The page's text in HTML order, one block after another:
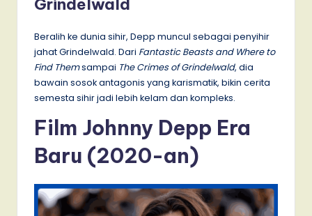
Grindelwald
Beralih ke dunia sihir, Depp muncul sebagai penyihir
jahat Grindelwald. Dari Fantastic Beasts and Where to
Find Themsampai The Crimes of Grindelwald, dia
bawain sosok antagonis yang karismatik, bikin cerita
semesta sihir jadi lebih kelam dan kompleks.
Film Johnny Depp Era
Baru (2020-an)